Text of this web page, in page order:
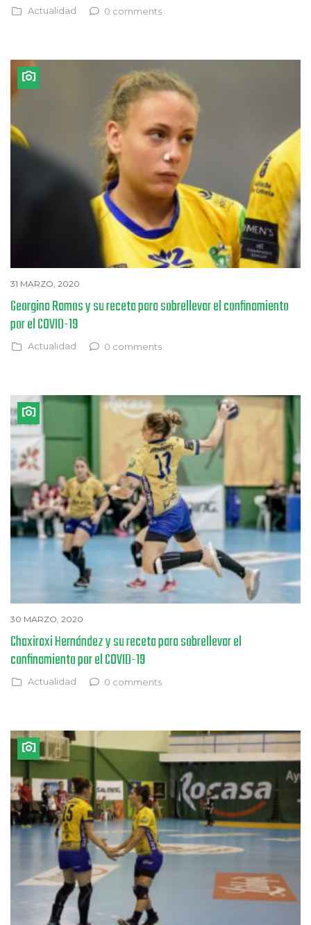
Actualidad 0 comments
31 MARZO, 2020
Georgina Ramos y su receta para sobrellevar el confinamiento
por el COVID-19
Actualidad 0 comments
30 MARZO, 2020
Chaxiraxi Hernández y su receta para sobrellevar el
confinamiento por el COVID-19
Actualidad 0 comments